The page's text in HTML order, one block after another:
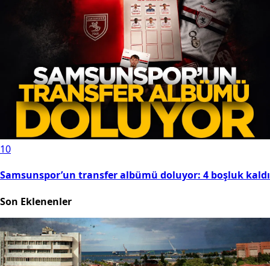
10
Samsunspor’un transfer albümü doluyor: 4 boşluk kaldı
Son Eklenenler